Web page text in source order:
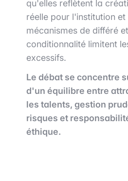
qu'elles reflètent la
réelle pour l'institution et
mécanismes de différé
conditionnalité limitent
excessifs.
Le débat se concentre
d'un équilibre entre
les talents, gestion
risques et
éthique.